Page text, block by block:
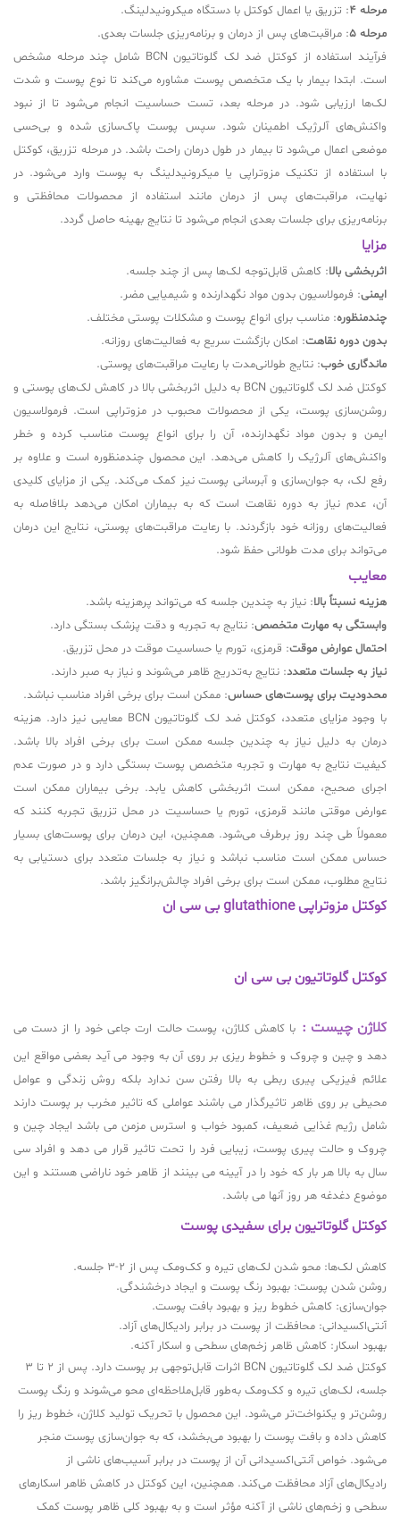
مرحله 4
: تزریق یا اعمال کوکتل با دستگاه میکرونیدلینگ.
مرحله 5
: مراقبت‌های پس از درمان و برنامه‌ریزی جلسات بعدی.
فرآیند استفاده از کوکتل ضد لک گلوتاتیون BCN شامل چند مرحله مشخص
است. ابتدا بیمار با یک متخصص پوست مشاوره می‌کند تا نوع پوست و شدت
لک‌ها ارزیابی شود. در مرحله بعد، تست حساسیت انجام می‌شود تا از نبود
واکنش‌های آلرژیک اطمینان شود. سپس پوست پاک‌سازی شده و بی‌حسی
موضعی اعمال می‌شود تا بیمار در طول درمان راحت باشد. در مرحله تزریق، کوکتل
با استفاده از تکنیک مزوتراپی یا میکرونیدلینگ به پوست وارد می‌شود. در
نهایت، مراقبت‌های پس از درمان مانند استفاده از محصولات محافظتی و
برنامه‌ریزی برای جلسات بعدی انجام می‌شود تا نتایج بهینه حاصل گردد.
مزایا
اثربخشی بالا: کاهش قابل‌توجه لک‌ها پس از چند جلسه.
ایمنی: فرمولاسیون بدون مواد نگهدارنده و شیمیایی مضر.
چندمنظوره: مناسب برای انواع پوست و مشکلات پوستی مختلف.
بدون دوره نقاهت: امکان بازگشت سریع به فعالیت‌های روزانه.
ماندگاری خوب: نتایج طولانی‌مدت با رعایت مراقبت‌های پوستی.
کوکتل ضد لک گلوتاتیون BCN به دلیل اثربخشی بالا در کاهش لک‌های پوستی و
روشن‌سازی پوست، یکی از محصولات محبوب در مزوتراپی است. فرمولاسیون
ایمن و بدون مواد نگهدارنده، آن را برای انواع پوست مناسب کرده و خطر
واکنش‌های آلرژیک را کاهش می‌دهد. این محصول چندمنظوره است و علاوه بر
رفع لک، به جوان‌سازی و آبرسانی پوست نیز کمک می‌کند. یکی از مزایای کلیدی
آن، عدم نیاز به دوره نقاهت است که به بیماران امکان می‌دهد بلافاصله به
فعالیت‌های روزانه خود بازگردند. با رعایت مراقبت‌های پوستی، نتایج این درمان
می‌تواند برای مدت طولانی حفظ شود.
معایب
هزینه نسبتاً بالا: نیاز به چندین جلسه که می‌تواند پرهزینه باشد.
وابستگی به مهارت متخصص: نتایج به تجربه و دقت پزشک بستگی دارد.
احتمال عوارض موقت: قرمزی، تورم یا حساسیت موقت در محل تزریق.
نیاز به جلسات متعدد: نتایج به‌تدریج ظاهر می‌شوند و نیاز به صبر دارند.
محدودیت برای پوست‌های حساس: ممکن است برای برخی افراد مناسب نباشد.
با وجود مزایای متعدد، کوکتل ضد لک گلوتاتیون BCN معایبی نیز دارد. هزینه
درمان به دلیل نیاز به چندین جلسه ممکن است برای برخی افراد بالا باشد.
کیفیت نتایج به مهارت و تجربه متخصص پوست بستگی دارد و در صورت عدم
اجرای صحیح، ممکن است اثربخشی کاهش یابد. برخی بیماران ممکن است
عوارض موقتی مانند قرمزی، تورم یا حساسیت در محل تزریق تجربه کنند که
معمولاً طی چند روز برطرف می‌شود. همچنین، این درمان برای پوست‌های بسیار
حساس ممکن است مناسب نباشد و نیاز به جلسات متعدد برای دستیابی به
نتایج مطلوب، ممکن است برای برخی افراد چالش‌برانگیز باشد.
کوکتل مزوتراپی glutathione بی سی ان
کوکتل گلوتاتیون بی سی ان
کلاژن چیست : با کاهش کلاژن، پوست حالت ارت جاعی خود را از دست می
دهد و چین و چروک و خطوط ریزی بر روی آن به وجود می آید بعضی مواقع این
علائم فیزیکی پیری ربطی به بالا رفتن سن ندارد بلکه روش زندگی و عوامل
محیطی بر روی ظاهر تاثیرگذار می باشند عواملی که تاثیر مخرب بر پوست دارند
شامل رژیم غذایی ضعیف، کمبود خواب و استرس مزمن می باشد ایجاد چین و
چروک و حالت پیری پوست، زیبایی فرد را تحت تاثیر قرار می دهد و افراد سی
سال به بالا هر بار که خود را در آیینه می بینند از ظاهر خود ناراضی هستند و این
موضوع دغدغه هر روز آنها می باشد.
کوکتل گلوتاتیون برای سفیدی پوست
کاهش لک‌ها: محو شدن لک‌های تیره و کک‌ومک پس از 2-3 جلسه.
روشن شدن پوست: بهبود رنگ پوست و ایجاد درخشندگی.
جوان‌سازی: کاهش خطوط ریز و بهبود بافت پوست.
آنتی‌اکسیدانی: محافظت از پوست در برابر رادیکال‌های آزاد.
بهبود اسکار: کاهش ظاهر زخم‌های سطحی و اسکار آکنه.
کوکتل ضد لک گلوتاتیون BCN اثرات قابل‌توجهی بر پوست دارد. پس از 2 تا 3
جلسه، لک‌های تیره و کک‌ومک به‌طور قابل‌ملاحظه‌ای محو می‌شوند و رنگ پوست
روشن‌تر و یکنواخت‌تر می‌شود. این محصول با تحریک تولید کلاژن، خطوط ریز را
کاهش داده و بافت پوست را بهبود می‌بخشد، که به جوان‌سازی پوست منجر
می‌شود. خواص آنتی‌اکسیدانی آن از پوست در برابر آسیب‌های ناشی از
رادیکال‌های آزاد محافظت می‌کند. همچنین، این کوکتل در کاهش ظاهر اسکارهای
سطحی و زخم‌های ناشی از آکنه مؤثر است و به بهبود کلی ظاهر پوست کمک